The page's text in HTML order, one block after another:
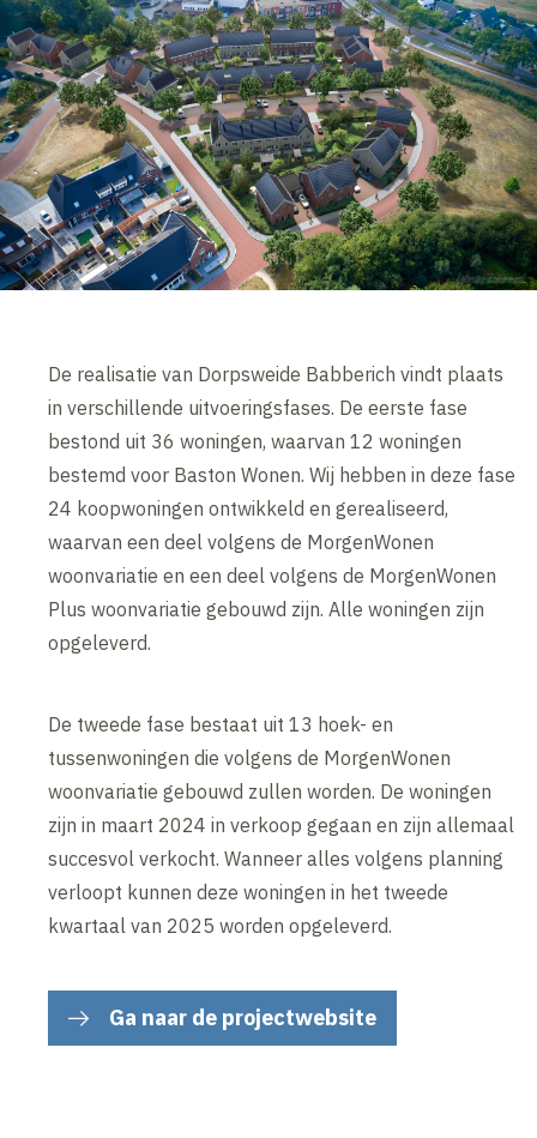
De realisatie van Dorpsweide Babberich vindt plaats
in verschillende uitvoeringsfases. De eerste fase
bestond uit 36 woningen, waarvan 12 woningen
bestemd voor Baston Wonen. Wij hebben in deze fase
24 koopwoningen ontwikkeld en gerealiseerd,
waarvan een deel volgens de MorgenWonen
woonvariatie en een deel volgens de MorgenWonen
Plus woonvariatie gebouwd zijn. Alle woningen zijn
opgeleverd.
De tweede fase bestaat uit 13 hoek- en
tussenwoningen die volgens de MorgenWonen
woonvariatie gebouwd zullen worden. De woningen
zijn in maart 2024 in verkoop gegaan en zijn allemaal
succesvol verkocht. Wanneer alles volgens planning
verloopt kunnen deze woningen in het tweede
kwartaal van 2025 worden opgeleverd.
Ga naar de projectwebsite